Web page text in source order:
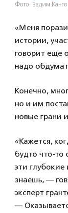
Фото: Вадим
«Меня
истории,
говорит еще
надо
Конечно,
но и им
новые грани
«Кажется,
будто что-
эти
знаешь, —
эксперт
—